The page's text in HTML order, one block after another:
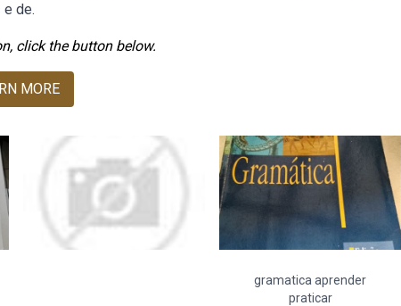
de.
click the button below.
MORE
gramatica aprender
praticar